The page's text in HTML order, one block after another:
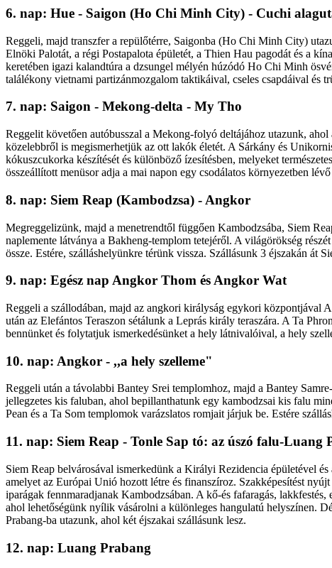
6. nap: Hue - Saigon (Ho Chi Minh City) - Cuchi
Reggeli, majd transzfer a repülőtérre, Saigonba (Ho Chi Minh City)
Elnöki Palotát, a régi Postapalota épületét, a Thien Hau pagodát és a
keretében igazi kalandtúra a dzsungel mélyén húzódó Ho Chi Minh
találékony vietnami partizánmozgalom taktikáival, cseles csapdáival és
7. nap: Saigon - Mekong-delta - My Tho
Reggelit követően autóbusszal a Mekong-folyó deltájához utazunk,
közelebbről is megismerhetjük az ott lakók életét. A Sárkány és
kókuszcukorka készítését és különböző ízesítésben, melyeket
összeállított menüsor adja a mai napon egy csodálatos környezetben
8. nap: Siem Reap (Kambodzsa) - Angkor
Megreggelizünk, majd a menetrendtől függően Kambodzsába, Siem
naplemente látványa a Bakheng-templom tetejéről. A világörökség
össze. Estére, szálláshelyünkre térünk vissza. Szállásunk 3 éjszakán át
9. nap: Egész nap Angkor Thom és Angkor Wat
Reggeli a szállodában, majd az angkori királyság egykori központjával
után az Elefántos Teraszon sétálunk a Leprás király teraszára. A Ta
bennünket és folytatjuk ismerkedésünket a hely látnivalóival, a hely
10. nap: Angkor - ,,a hely szelleme"
Reggeli után a távolabbi Bantey Srei templomhoz, majd a Bantey
jellegzetes kis faluban, ahol bepillanthatunk egy kambodzsai kis falu
Pean és a Ta Som templomok varázslatos romjait járjuk be. Estére
11. nap: Siem Reap - Tonle Sap tó: az úszó falu-Luang
Siem Reap belvárosával ismerkedünk a Királyi Rezidencia épületével
amelyet az Európai Unió hozott létre és finanszíroz. Szakképesítést
iparágak fennmaradjanak Kambodzsában. A kő-és fafaragás,
ahol lehetőségünk nyílik vásárolni a különleges hangulatú helyszínen.
Prabang-ba utazunk, ahol két éjszakai szállásunk lesz.
12. nap: Luang Prabang